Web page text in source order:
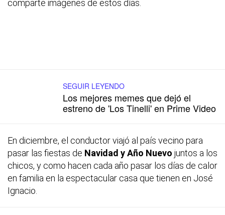
comparte imágenes de estos días.
SEGUIR LEYENDO
Los mejores memes que dejó el
estreno de 'Los Tinelli' en Prime Video
En diciembre, el conductor viajó al país vecino para
pasar las fiestas de Navidad y Año Nuevo juntos a los
chicos, y como hacen cada año pasar los días de calor
en familia en la espectacular casa que tienen en José
Ignacio.